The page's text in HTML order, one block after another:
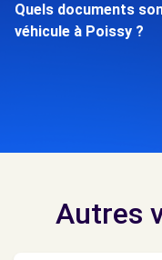
Quels documents
véhicule à Poissy ?
Autres